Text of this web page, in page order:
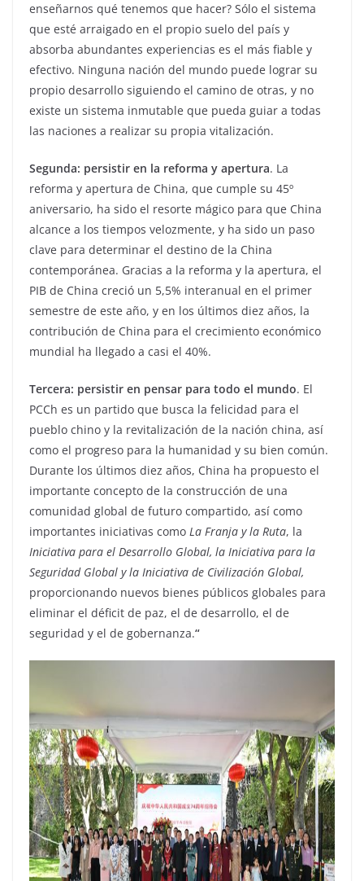
enseñarnos qué tenemos que hacer? Sólo el sistema
que esté arraigado en el propio suelo del país y
absorba abundantes experiencias es el más fiable y
efectivo. Ninguna nación del mundo puede lograr su
propio desarrollo siguiendo el camino de otras, y no
existe un sistema inmutable que pueda guiar a todas
las naciones a realizar su propia vitalización.
Segunda: persistir en la reforma y apertura. La
reforma y apertura de China, que cumple su 45º
aniversario, ha sido el resorte mágico para que China
alcance a los tiempos velozmente, y ha sido un paso
clave para determinar el destino de la China
contemporánea. Gracias a la reforma y la apertura, el
PIB de China creció un 5,5% interanual en el primer
semestre de este año, y en los últimos diez años, la
contribución de China para el crecimiento económico
mundial ha llegado a casi el 40%.
Tercera: persistir en pensar para todo el mundo. El
PCCh es un partido que busca la felicidad para el
pueblo chino y la revitalización de la nación china, así
como el progreso para la humanidad y su bien común.
Durante los últimos diez años, China ha propuesto el
importante concepto de la construcción de una
comunidad global de futuro compartido, así como
importantes iniciativas como La Franja y la Ruta, la
Iniciativa para el Desarrollo Global, la Iniciativa para la
Seguridad Global y la Iniciativa de Civilización Global,
proporcionando nuevos bienes públicos globales para
eliminar el déficit de paz, el de desarrollo, el de
seguridad y el de gobernanza.“